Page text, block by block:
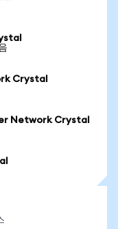
Crystal
Network Crystal